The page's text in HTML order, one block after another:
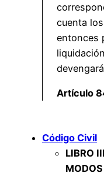
cuenta
entonces
Artículo
Código Civil
LIBRO